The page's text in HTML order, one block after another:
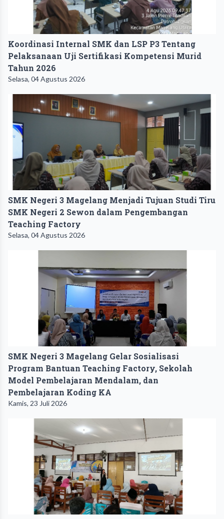
Koordinasi Internal SMK dan LSP P3 Tentang
Pelaksanaan Uji Sertifikasi Kompetensi Murid
Tahun 2026
Selasa, 04 Agustus 2026
SMK Negeri 3 Magelang Menjadi Tujuan Studi Tiru
SMK Negeri 2 Sewon dalam Pengembangan
Teaching Factory
Selasa, 04 Agustus 2026
SMK Negeri 3 Magelang Gelar Sosialisasi
Program Bantuan Teaching Factory, Sekolah
Model Pembelajaran Mendalam, dan
Pembelajaran Koding KA
Kamis, 23 Juli 2026